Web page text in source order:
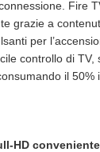
Fire
grazie a
per
controllo di
il
HD